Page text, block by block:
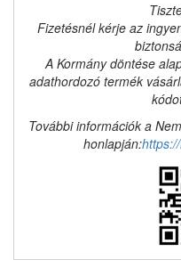
Fizetésnél kérje az
A Kormány döntése
adathordozó termék
További információk a
honlapján: